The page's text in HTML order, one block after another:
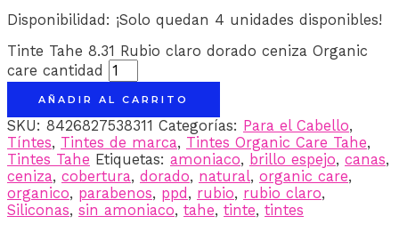
Disponibilidad: ¡Solo quedan 4 unidades disponibles!
Tinte Tahe 8.31 Rubio claro dorado ceniza Organic
care cantidad
AÑADIR AL CARRITO
SKU: 8426827538311 Categorías: Para el Cabello,
Tíntes, Tintes de marca, Tintes Organic Care Tahe,
Tintes Tahe Etiquetas: amoniaco, brillo espejo, canas,
ceniza, cobertura, dorado, natural, organic care,
organico, parabenos, ppd , rubio, rubio claro,
Siliconas, sin amoniaco, tahe, tinte, tintes